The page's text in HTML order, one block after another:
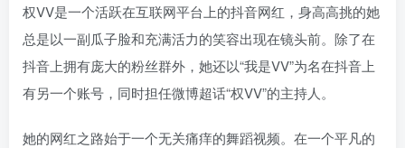
权VV是一个活跃在互联网平台上的抖音网红，身高高挑的她
总是以一副瓜子脸和充满活力的笑容出现在镜头前。除了在
抖音上拥有庞大的粉丝群外，她还以“我是VV”为名在抖音上
有另一个账号，同时担任微博超话“权VV”的主持人。
她的网红之路始于一个无关痛痒的舞蹈视频。在一个平凡的